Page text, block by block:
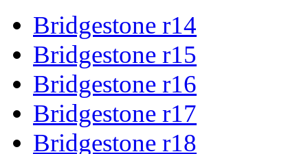
Bridgestone r14
Bridgestone r15
Bridgestone r16
Bridgestone r17
Bridgestone r18